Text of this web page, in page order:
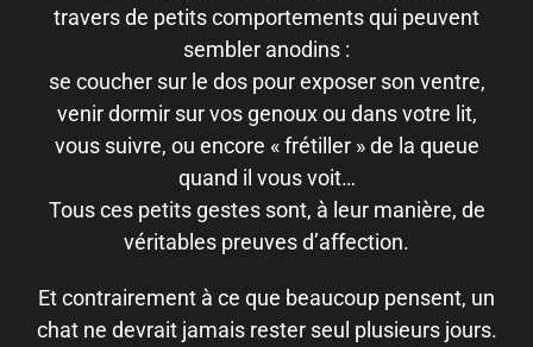
travers de petits comportements qui peuvent
sembler anodins :
se coucher sur le dos pour exposer son ventre,
venir dormir sur vos genoux ou dans votre lit,
vous suivre, ou encore « frétiller » de la queue
quand il vous voit…
Tous ces petits gestes sont, à leur manière, de
véritables preuves d’affection.
Et contrairement à ce que beaucoup pensent, un
chat ne devrait jamais rester seul plusieurs jours.